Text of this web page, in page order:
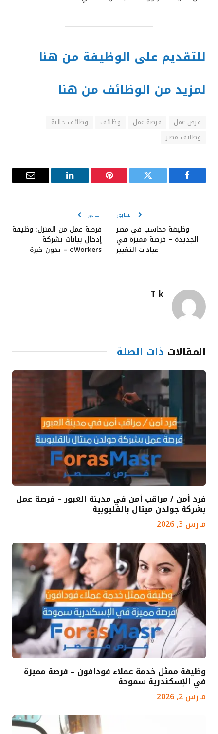
للتقديم على الوظيفة من هنا
لمزيد من الوظائف من هنا
فرص عمل فرصة عمل وظائف
وظائف خالية
وظايف مصر
فيسبوك تويتر بينتيريست لينكدإن
البريد
السابق
وظيفة محاسب في مصر
الجديدة – فرصة مميزة في
عيادات التغيير
التالي
فرصة عمل من المنزل: وظيفة
إدخال بيانات بشركة
oWorkers – بدون خبرة
T k
المقالات ذات الصلة
فرد أمن / مراقب أمن في مدينة العبور – فرصة عمل
بشركة جولدن ميتال بالقليوبية
مارس 3, 2026
وظيفة ممثل خدمة عملاء فودافون – فرصة مميزة
في الإسكندرية سموحة
مارس 2, 2026